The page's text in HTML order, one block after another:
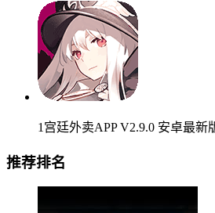
1宫廷外卖APP V2.9.0 安卓最新
推荐排名